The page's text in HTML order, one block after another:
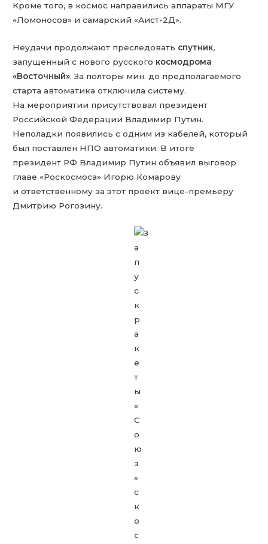
Кроме того, в космос направились аппараты МГУ
«Ломоносов» и самарский «Аист-2Д».
Неудачи продолжают преследовать спутник,
запущенный с нового русского космодрома
«Восточный». За полторы мин. до предполагаемого
старта автоматика отключила систему.
На мероприятии присутствовал президент
Российской Федерации Владимир Путин.
Неполадки появились с одним из кабелей, который
был поставлен НПО автоматики. В итоге
президент РФ Владимир Путин объявил выговор
главе «Роскосмоса» Игорю Комарову
и ответственному за этот проект вице-премьеру
Дмитрию Рогозину.